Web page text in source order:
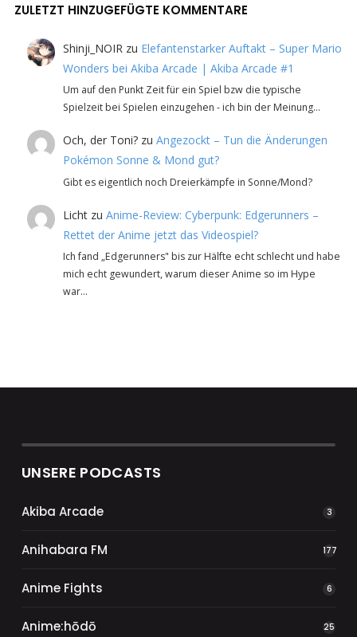
ZULETZT HINZUGEFÜGTE KOMMENTARE
Shinji_NOIR zu Elefantenstarker Auftakt – Super Mario
Wonders bei Akiba Arcade | Akiba Arcade #1
Um auf den Punkt Zeit für ein Spiel bzw die typische
Spielzeit bei Spielen einzugehen - ich bin der Meinung…
Och, der Toni? zuAngezockt – Tun die Änderungen
Pokémon Sonne & Mond gut?
Gibt es eigentlich noch Dreierkämpfe in Sonne/Mond?
Licht zuAnime-Review: Cyberpunk: Edgerunners –
Rettet der Anime jetzt das Videospiel?
Ich fand „Edgerunners" bis zur Hälfte echt schlecht und habe
mich echt gewundert, warum dieser Anime so im Hype
war…
UNSERE PODCASTS
Akiba Arcade 3
Anihabara FM 177
Anime Fights 6
Anime:hōdō 25